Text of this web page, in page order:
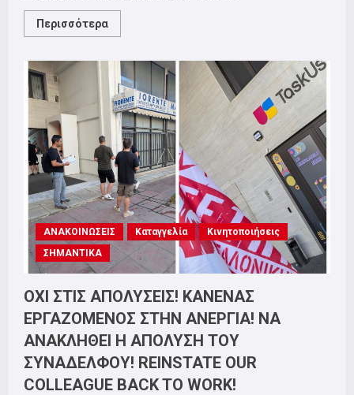
Περισσότερα
more
ΕΞΩ
ΕΛΛΑΔΑ
ΑΠΟ
ΤΟΝ
ΠΟΛΕΜΟ!
ΟΧΙ
ΣΤΗΝ
ΕΡΕΥΝΑ
ΓΙΑ
ΤΟ
ΝΑΤΟ!
ΑΝΑΚΟΙΝΩΣΕΙΣ Καταγγελία
Κινητοποιήσεις
ΣΗΜΑΝΤΙΚΑ
ΟΧΙ ΣΤΙΣ ΑΠΟΛΥΣΕΙΣ! ΚΑΝΕΝΑΣ
ΕΡΓΑΖΟΜΕΝΟΣ ΣΤΗΝ ΑΝΕΡΓΙΑ! ΝΑ
ΑΝΑΚΛΗΘΕΙ Η ΑΠΟΛΥΣΗ ΤΟΥ
ΣΥΝΑΔΕΛΦΟΥ! REINSTATE OUR
COLLEAGUE BACK TO WORK!